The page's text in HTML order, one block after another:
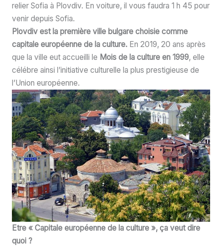
relier Sofia à Plovdiv. En voiture, il vous faudra 1 h 45 pour
venir depuis Sofia.
Plovdiv est la première ville bulgare choisie comme
capitale européenne de la culture.En 2019, 20 ans après
que la ville eut accueilli le Mois de la culture en 1999, elle
célébre ainsi l’initiative culturelle la plus prestigieuse de
l’Union européenne.
Etre « Capitale européenne de la culture », ça veut dire
quoi ?